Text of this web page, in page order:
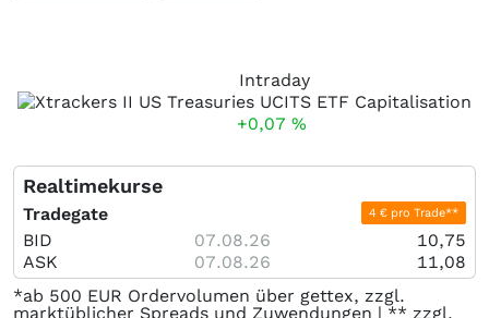
Intraday
+0,07 %
Realtimekurse
Tradegate 4 € pro Trade**
BID 07.08.26
10,75
ASK
07.08.26
11,08
*ab 500 EUR Ordervolumen über gettex, zzgl.
marktüblicher Spreads und Zuwendungen | ** zzgl.